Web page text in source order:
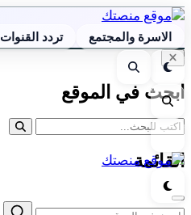
الاسرة والمجتمع تردد القنوات
الوضع
بحث
بحث
الوضع
إغلاق
ابحث في الموقع
القائمة
إغلاق
بحث